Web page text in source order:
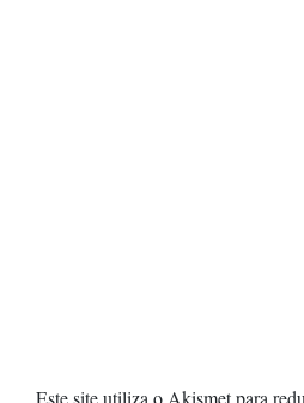
Este site utiliza o Akismet para